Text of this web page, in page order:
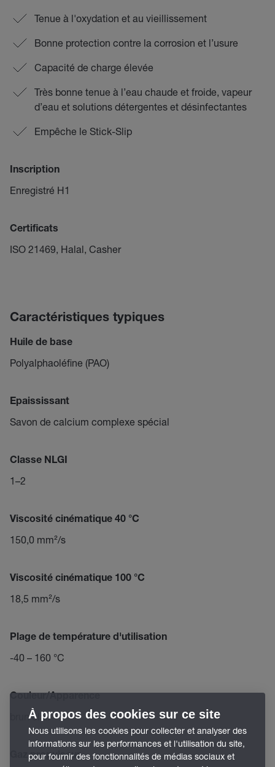
Tenue à l'oxydation et au vieillissement
Bonne protection contre la corrosion et l’usure
Capacité de charge élevée
Très bonne tenue à l’eau chaude et froide, vapeur
d’eau et solutions détergentes et désinfectantes
Empêche le Stick-Slip
Inscription
Enregistré H1
Certificats
ISO 21469, Halal, Casher
Caractéristiques typiques
Huile de base
Polyalphaoléfine (PAO)
Epaississant
Savon de calcium complexe spécial
Classe NLGI
1–2
Viscosité cinématique 40 °C
150,0 mm²/s
Viscosité cinématique 100 °C
18,5 mm²/s
Plage de température d'utilisation
-40 – 160 °C
Couleur/Apparence
brun clair
Gaz propulseur
À propos des cookies sur ce site
Nous utilisons les cookies pour collecter et analyser des
informations sur les performances et l'utilisation du site,
pour fournir des fonctionnalités de médias sociaux et